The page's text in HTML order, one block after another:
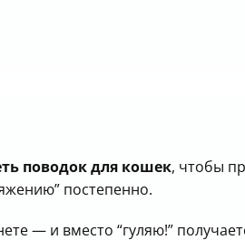
поводок для кошек, чтобы
постепенно.
— и вместо “гуляю!”